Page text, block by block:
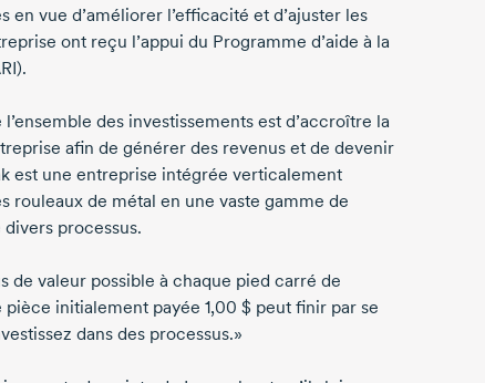
en vue d’améliorer l’efficacité et d’ajuster les
ont reçu l’appui du Programme d’aide à la
des investissements est d’accroître la
afin de générer des revenus et de devenir
est une entreprise intégrée verticalement
rouleaux de métal en une vaste gamme de
processus.
de valeur possible à chaque pied carré de
pièce initialement payée 1,00 $ peut finir par se
dans des processus.»